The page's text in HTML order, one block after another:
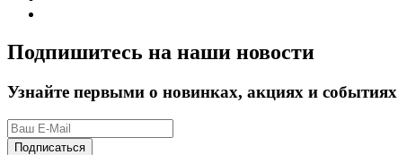
Подпишитесь на наши новости
Узнайте первыми о новинках, акциях и событиях
Подписаться